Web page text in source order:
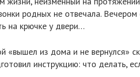
родных не отвечала.
на крючке у двери…
«вышел из дома и не вернулся»
инструкцию: что делать,